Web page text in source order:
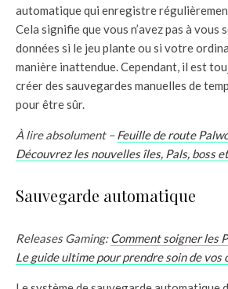
automatique qui enregistre
Cela signifie que vous n’avez pas à vous
données si le jeu plante ou si votre
manière inattendue. Cependant, il est
créer des sauvegardes manuelles de
pour être sûr.
À lire absolument –Feuille de route
Découvrez les nouvelles îles, Pals, boss
Sauvegarde automatique
Releases Gaming:Comment soigner les
Le guide ultime pour prendre soin de vos